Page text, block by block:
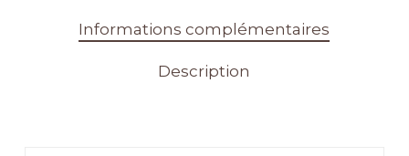
Informations complémentaires
Description